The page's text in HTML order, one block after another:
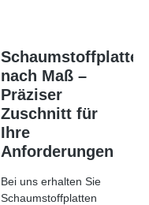
Schaumstoffplatten
nach Maß –
Präziser
Zuschnitt für
Ihre
Anforderungen
Bei uns erhalten Sie
Schaumstoffplatten